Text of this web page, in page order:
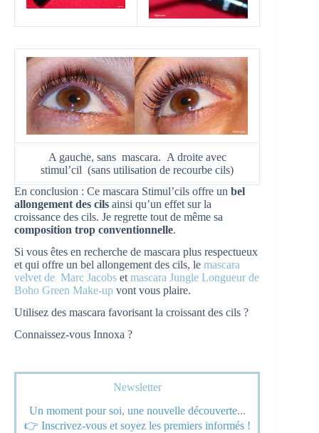
A gauche, sans mascara. A droite avec
stimul’cil (sans utilisation de recourbe cils)
En conclusion : Ce mascara Stimul’cils offre un bel
allongement des cils ainsi qu’un effet sur la
croissance des cils. Je regrette tout de même sa
composition trop conventionnelle.
Si vous êtes en recherche de mascara plus respectueux
et qui offre un bel allongement des cils, le mascara
velvet de Marc Jacobs et mascara Jungle Longueur de
Boho Green Make-up vont vous plaire.
Utilisez des mascara favorisant la croissant des cils ?
Connaissez-vous Innoxa ?
Newsletter
Un moment pour soi, une nouvelle découverte...
👉 Inscrivez-vous et soyez les premiers informés !